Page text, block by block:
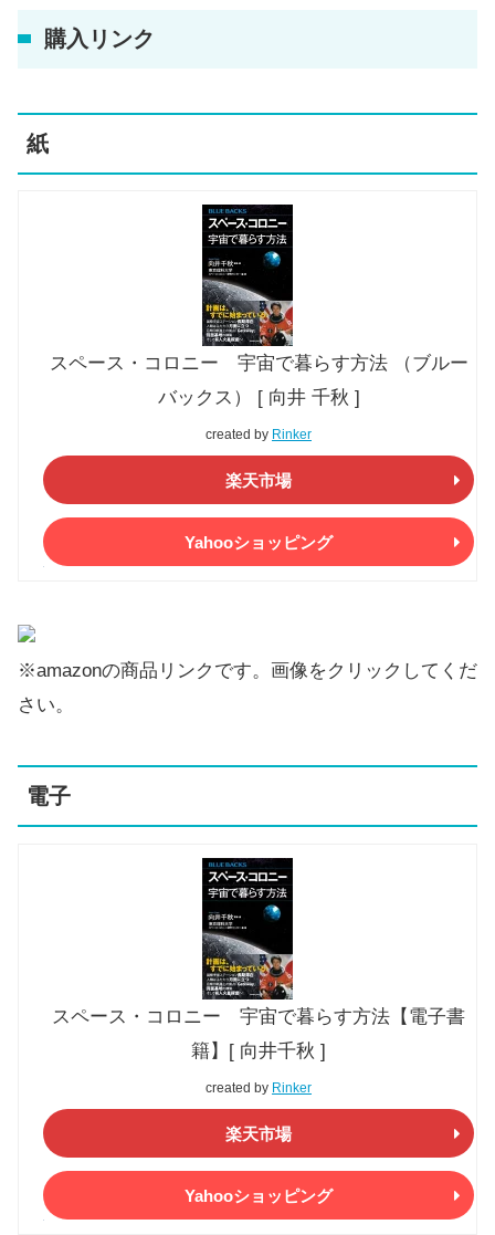
購入リンク
紙
スペース・コロニー 宇宙で暮らす方法 （ブルー
バックス） [ 向井 千秋 ]
created by Rinker
楽天市場
Yahooショッピング
※amazonの商品リンクです。画像をクリックしてくだ
さい。
電子
スペース・コロニー 宇宙で暮らす方法【電子書
籍】[ 向井千秋 ]
created by Rinker
楽天市場
Yahooショッピング